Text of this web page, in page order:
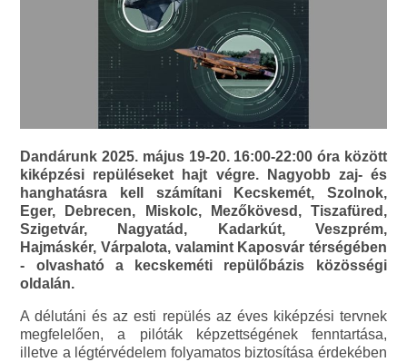
Dandárunk 2025. május 19-20. 16:00-22:00 óra között
kiképzési repüléseket hajt végre. Nagyobb zaj- és
hanghatásra kell számítani Kecskemét, Szolnok,
Eger, Debrecen, Miskolc, Mezőkövesd, Tiszafüred,
Szigetvár, Nagyatád, Kadarkút, Veszprém,
Hajmáskér, Várpalota, valamint Kaposvár térségében
- olvasható a kecskeméti repülőbázis közösségi
oldalán.
A délutáni és az esti repülés az éves kiképzési tervnek
megfelelően, a pilóták képzettségének fenntartása,
illetve a légtérvédelem folyamatos biztosítása érdekében